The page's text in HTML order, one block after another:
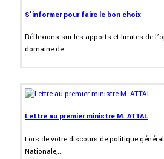
S'informer pour faire le bon choix
Réflexions sur les apports et limites de
domaine de...
Lettre au premier ministre M. ATTAL
Lors de votre discours de politique
Nationale,...